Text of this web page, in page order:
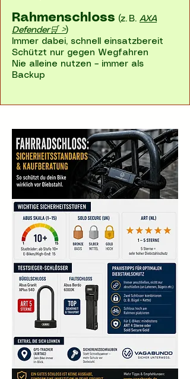
Rahmenschloss (z. B. AXA
Defender🛒 >)
Immer dabei, schnell einsatzbereit
Schützt nur gegen Wegfahren
Nie alleine nutzen – immer als
Backup